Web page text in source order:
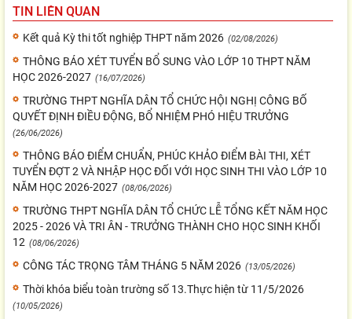
TIN LIÊN QUAN
Kết quả Kỳ thi tốt nghiệp THPT năm 2026 (02/08/2026)
THÔNG BÁO XÉT TUYỂN BỔ SUNG VÀO LỚP 10 THPT NĂM
HỌC 2026-2027 (16/07/2026)
TRƯỜNG THPT NGHĨA DÂN TỔ CHỨC HỘI NGHỊ CÔNG BỐ
QUYẾT ĐỊNH ĐIỀU ĐỘNG, BỔ NHIỆM PHÓ HIỆU TRƯỞNG
(26/06/2026)
THÔNG BÁO ĐIỂM CHUẨN, PHÚC KHẢO ĐIỂM BÀI THI, XÉT
TUYỂN ĐỢT 2 VÀ NHẬP HỌC ĐỐI VỚI HỌC SINH THI VÀO LỚP 10
NĂM HỌC 2026-2027 (08/06/2026)
TRƯỜNG THPT NGHĨA DÂN TỔ CHỨC LỄ TỔNG KẾT NĂM HỌC
2025 - 2026 VÀ TRI ÂN - TRƯỞNG THÀNH CHO HỌC SINH KHỐI
12 (08/06/2026)
CÔNG TÁC TRỌNG TÂM THÁNG 5 NĂM 2026 (13/05/2026)
Thời khóa biểu toàn trường số 13.Thực hiện từ 11/5/2026
(10/05/2026)